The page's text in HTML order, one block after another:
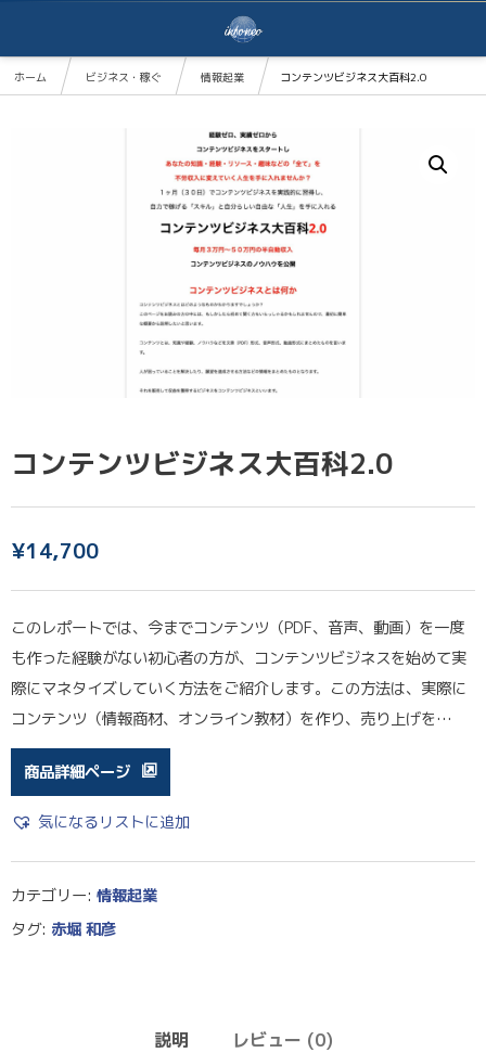
ホーム ビジネス・稼ぐ 情報起業 コンテンツビジネス大百科2.0
コンテンツビジネス大百科2.0
¥14,700
このレポートでは、今までコンテンツ（PDF、音声、動画）を一度
も作った経験がない初心者の方が、コンテンツビジネスを始めて実
際にマネタイズしていく方法をご紹介します。この方法は、実際に
コンテンツ（情報商材、オンライン教材）を作り、売り上げを…
商品詳細ページ
気になるリストに追加
カテゴリー: 情報起業
タグ: 赤堀 和彦
説明 レビュー (0)